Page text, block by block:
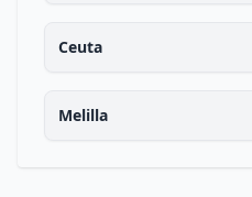
Ceuta
Melilla